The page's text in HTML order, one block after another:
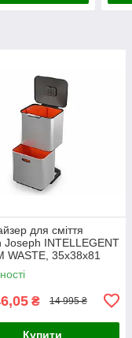
для сміття
Joseph INTELLEGENT
WASTE, 35x38x81
60 л, сріблястий
₴ 14 995 ₴
Купити